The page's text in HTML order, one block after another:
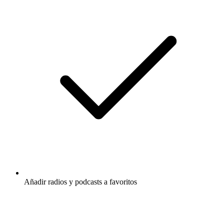
Añadir radios y podcasts a favoritos